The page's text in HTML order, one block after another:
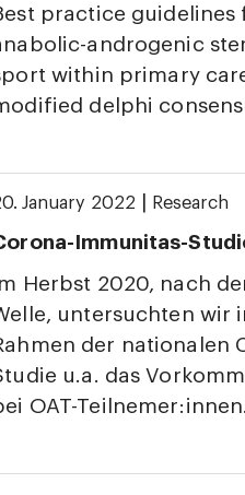
practice guidelines
androgenic
within primary
delphi
January 2022 Research
Immunitas-
Herbst 2020, nach
untersuchten wir
der nationalen
u.a. das
OAT-Teilnemer:innen.